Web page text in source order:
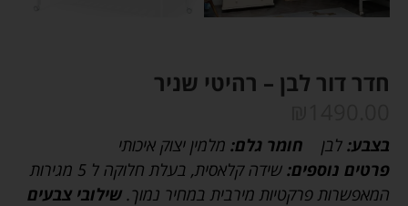
חדר דור לבן – רהיטי שניר
בצבע: לבן חומר גלם: מלמין יצוק איכותי
פרטים נוספים:
שידה קלאסית, בעלת חלוקה ל 5 מגירות
המאפשרות פרקטיות מירבית במחיר נמוך. שילובי צבעים